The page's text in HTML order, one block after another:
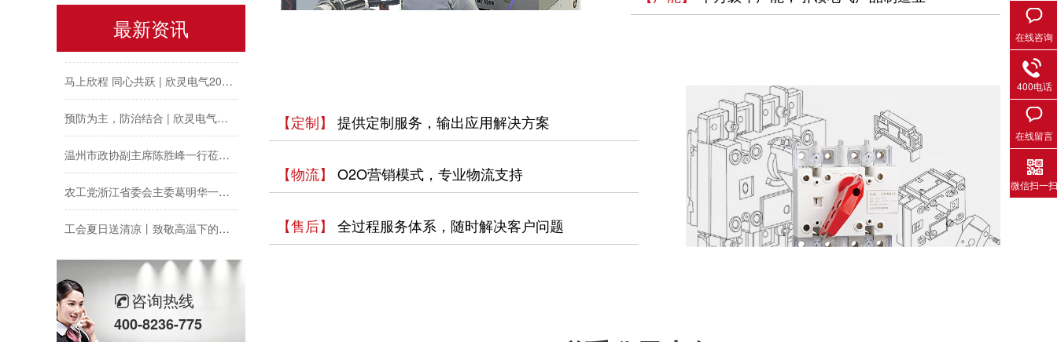
【定制】 提供定制服务，输出应用解决方案
【物流】 O2O营销模式，专业物流支持
【售后】 全过程服务体系，随时解决客户问题
最新资讯
欣灵党建之行 寻访红色“旗”迹
欣灵“粽”头戏丨乐享『端午游园会』
咨询热线
400-8236-775
在线咨询
400电话
在线留言
微信扫一扫